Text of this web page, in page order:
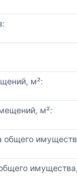
м²:
м²:
общего